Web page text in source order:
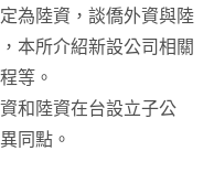
為陸資，談僑外資與陸
本所介紹新設公司相關
等。
和陸資在台設立子公
同點。